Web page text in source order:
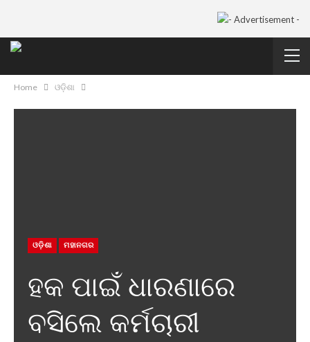
Home ଓଡ଼ିଶା
ଓଡ଼ିଶା ମହାନଗର
ହକ ପାଇଁ ଧାରଣାରେ
ବସିଲେ କର୍ମଚାରୀ